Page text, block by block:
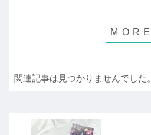
関連記事は見つかりませんでした。